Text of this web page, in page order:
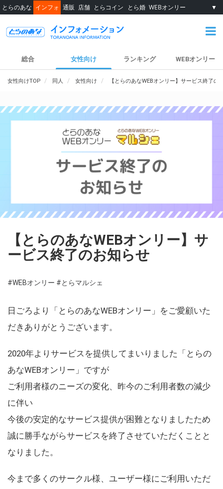
とらのあな インフォ 通販 店舗 とらコイン とら婚 WEBオンリー ▼
総合 女性向け ランキング WEBオンリー
女性向けTOP 同人 女性向け 【とらのあなWEBオンリー】サービス終了の
【とらのあなWEBオンリー】サ
ービス終了のお知らせ
#WEBオンリー #とらマルシェ
日ごろより「とらのあなWEBオンリー」をご愛顧いた
だきありがとうございます。
2020年よりサービスを提供してまいりました「とらの
あなWEBオンリー」ですが
ご利用者様のニーズの変化、昨今のご利用者数の減少
に伴い
今後の安定的なサービス提供が困難となりましたため
誠に勝手ながらサービスを終了させていただくことと
なりました。
今まで多くのサークル様、ユーザー様にご利用いただ